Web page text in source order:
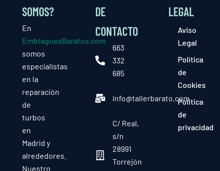
SOMOS?
En
EmbtaguesBaratos.com
somos
especialistas
en la
reparación
de
turbos
en
Madrid y
alrededores.
Nuestro
DE
CONTACTO
663
332
685
info@tallerbarato.com
C/ Real,
s/n
28991
Torrejón
LEGAL
Aviso
Legal
Política
de
Cookies
Política
de
privacidad